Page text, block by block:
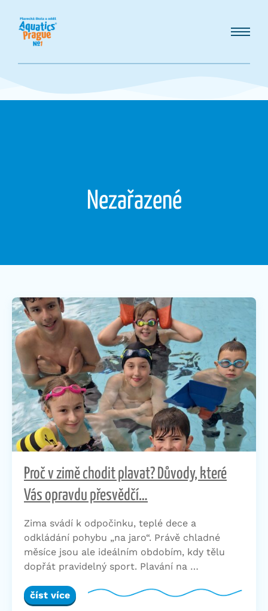
Nezařazené
Proč v zimě chodit plavat? Důvody, které
Vás opravdu přesvědčí…
Zima svádí k odpočinku, teplé dece a
odkládání pohybu „na jaro“. Právě chladné
měsíce jsou ale ideálním obdobím, kdy tělu
dopřát pravidelný sport. Plavání na …
číst více